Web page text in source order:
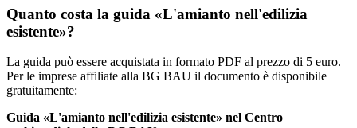
Quanto costa la guida «L'amianto nell'edilizia
esistente»?
La guida può essere acquistata in formato PDF al prezzo di 5 euro.
Per le imprese affiliate alla BG BAU il documento è disponibile
gratuitamente:
Guida «L'amianto nell'edilizia esistente» nel Centro